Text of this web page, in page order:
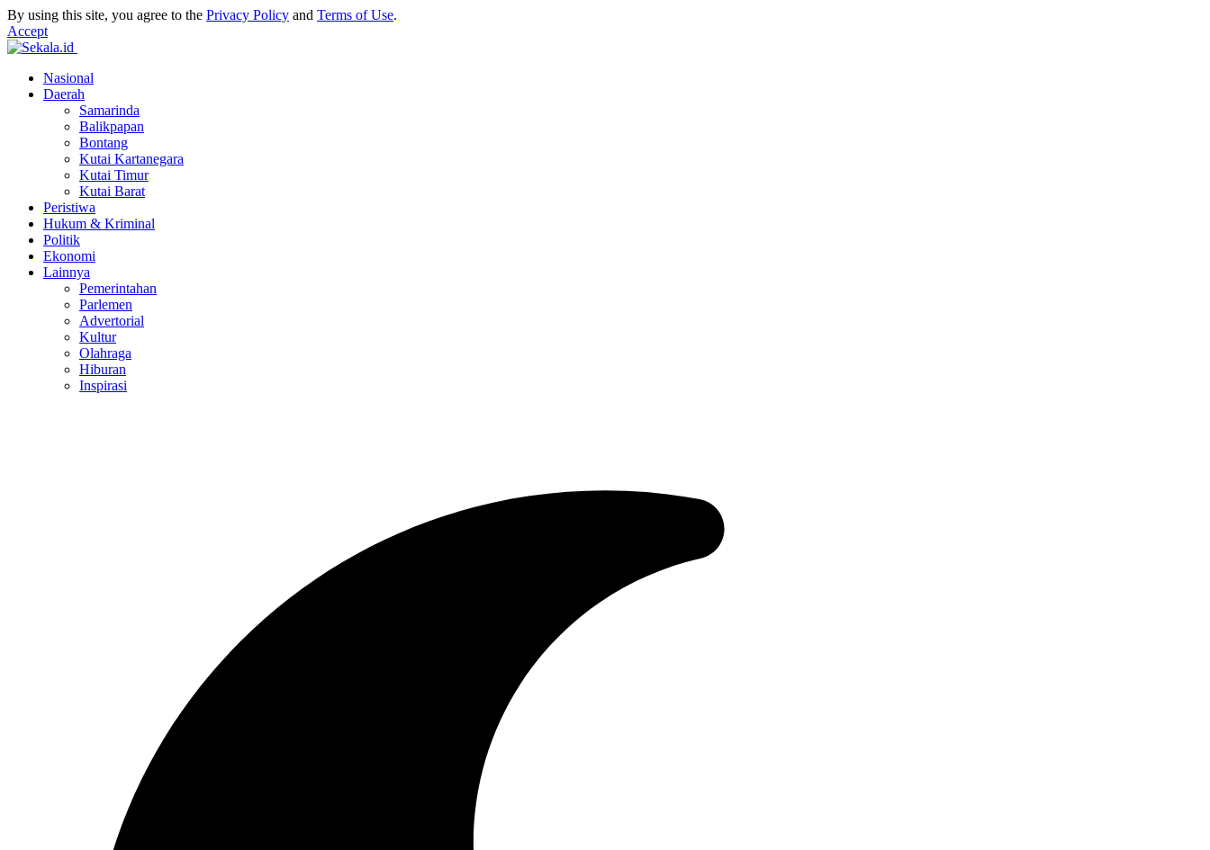
By using this site, you agree to the Privacy Policy and Terms of Use.
Accept
Nasional
Daerah
Samarinda
Balikpapan
Bontang
Kutai Kartanegara
Kutai Timur
Kutai Barat
Peristiwa
Hukum & Kriminal
Politik
Ekonomi
Lainnya
Pemerintahan
Parlemen
Advertorial
Kultur
Olahraga
Hiburan
Inspirasi